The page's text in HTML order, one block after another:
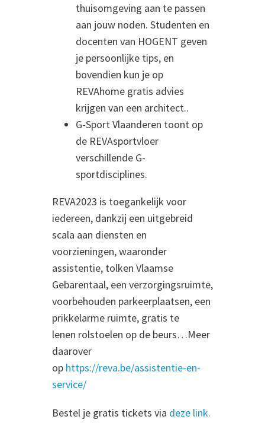
thuisomgeving aan te passen
aan jouw noden. Studenten en
docenten van HOGENT geven
je persoonlijke tips, en
bovendien kun je op
REVAhome gratis advies
krijgen van een architect..
G-Sport Vlaanderen toont op
de REVAsportvloer
verschillende G-
sportdisciplines.
REVA2023 is toegankelijk voor
iedereen, dankzij een uitgebreid
scala aan diensten en
voorzieningen, waaronder
assistentie, tolken Vlaamse
Gebarentaal, een verzorgingsruimte,
voorbehouden parkeerplaatsen, een
prikkelarme ruimte, gratis te
lenen rolstoelen op de beurs…Meer
daarover
op https://reva.be/assistentie-en-
service/
Bestel je gratis tickets via deze link.